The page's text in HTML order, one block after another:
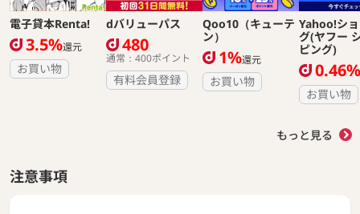
電子貸本Renta!
3.5%還元
お買い物
dバリューパス
480
通常：400ポイント
有料会員登録
Qoo10（キューテ
ン）
1%還元
お買い物
Yahoo!シ
グ(ヤフー
ピング)
0.46%
お買い物
もっと見る
注意事項